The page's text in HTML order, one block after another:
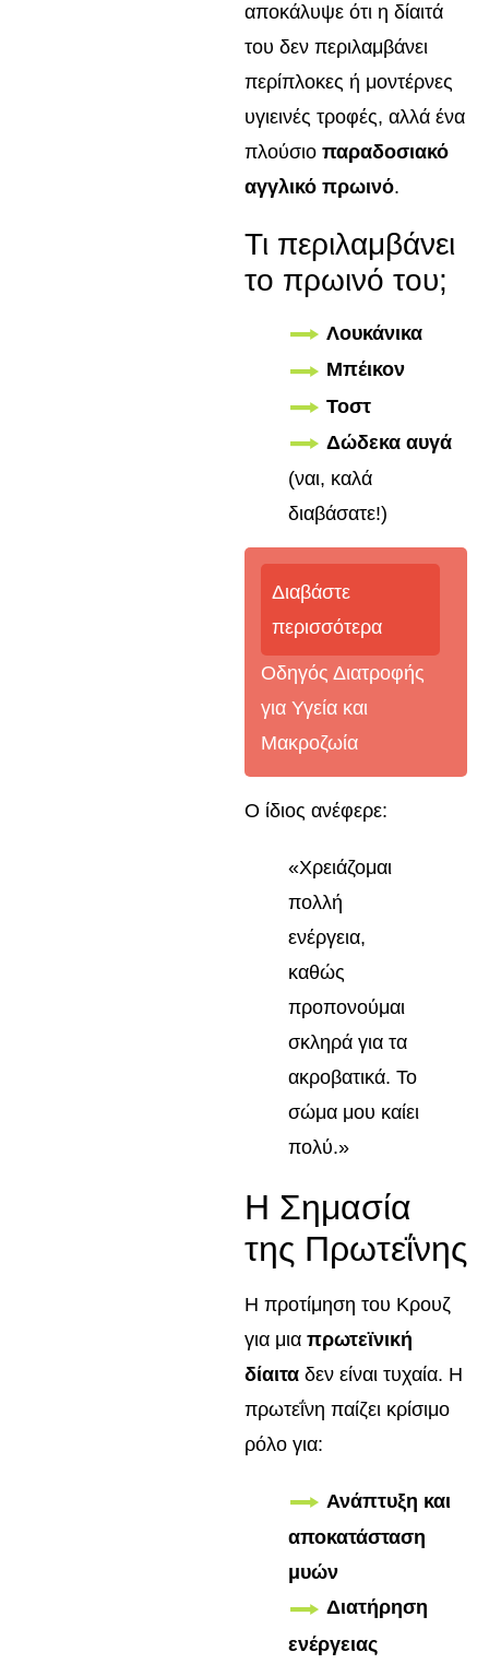
αποκάλυψε ότι η δίαιτά
του δεν περιλαμβάνει
περίπλοκες ή μοντέρνες
υγιεινές τροφές, αλλά ένα
πλούσιο παραδοσιακό
αγγλικό πρωινό.
Τι περιλαμβάνει
το πρωινό του;
Λουκάνικα
Μπέικον
Τοστ
Δώδεκα αυγά
(ναι, καλά
διαβάσατε!)
Διαβάστε
περισσότερα
Οδηγός Διατροφής
για Υγεία και
Μακροζωία
Ο ίδιος ανέφερε:
«Χρειάζομαι
πολλή
ενέργεια,
καθώς
προπονούμαι
σκληρά για τα
ακροβατικά. Το
σώμα μου καίει
πολύ.»
Η Σημασία
της Πρωτεΐνης
Η προτίμηση του Κρουζ
για μια πρωτεϊνική
δίαιτα δεν είναι τυχαία. Η
πρωτεΐνη παίζει κρίσιμο
ρόλο για:
Ανάπτυξη και
αποκατάσταση
μυών
Διατήρηση
ενέργειας